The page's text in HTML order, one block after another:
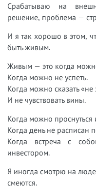
Срабатываю на
решение, проблема —
И я так хорошо в этом,
быть живым.
Живым — это когда
Когда можно не успеть.
Когда можно сказать «не
И не чувствовать вины.
Когда можно проснуться
Когда день не расписан
Когда встреча с
инвестором.
Я иногда смотрю на
смеются.